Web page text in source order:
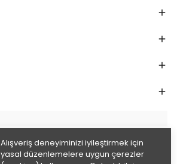
Alışveriş deneyiminizi iyileştirmek için
yasal düzenlemelere uygun çerezler